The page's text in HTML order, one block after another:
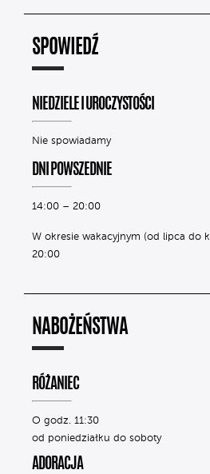
SPOWIEDŹ
NIEDZIELE I UROCZYSTOŚCI
Nie spowiadamy
DNI POWSZEDNIE
14:00 – 20:00
W okresie wakacyjnym (od lipca do
20:00
NABOŻEŃSTWA
RÓŻANIEC
O godz. 11:30
od poniedziałku do soboty
ADORACJA